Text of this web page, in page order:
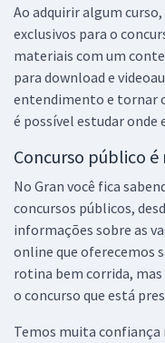
Ao adquirir algum
exclusivos para o
materiais com um
para download e
entendimento e tornar
é possível estudar onde
Concurso público é
No Gran você fica
concursos públicos,
informações sobre as
online que oferecemos
rotina bem corrida,
o concurso que está
Temos muita confiança